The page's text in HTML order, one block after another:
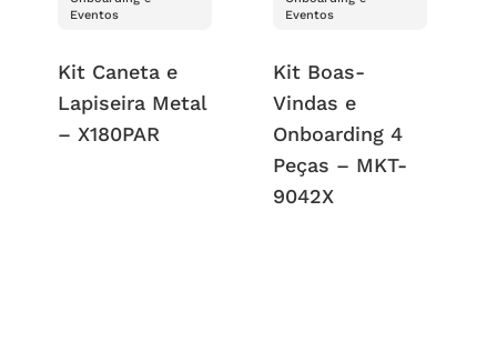
Eventos
Kit Caneta e
Lapiseira Metal
– X180PAR
Eventos
Kit Boas-
Vindas e
Onboarding 4
Peças – MKT-
9042X